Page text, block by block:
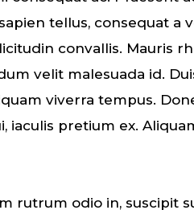
tellus, consequat a
convallis. Mauris
velit malesuada id.
viverra tempus.
iaculis pretium ex.
rutrum odio in, suscipit